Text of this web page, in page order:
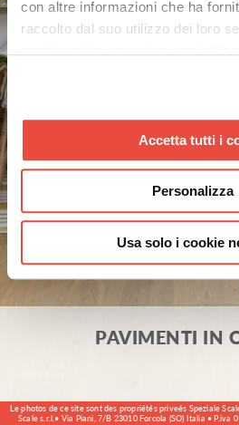
con altre informazioni che ha
raccolto dal suo utilizzo dei loro
Accetta tutti i
Personalizza
Usa solo i cookie
PAVIMENTI IN
Le photos de ce site sont des propriétés priveés Speziale
Scale s.r.l.• Via Piani, 7/B 23010 Forcola (SO) Italia • P.iva